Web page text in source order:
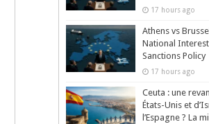
17 hours ago
Athens vs
National
Sanctions Policy
17 hours ago
Ceuta : une
États-Unis et
l’Espagne ? La